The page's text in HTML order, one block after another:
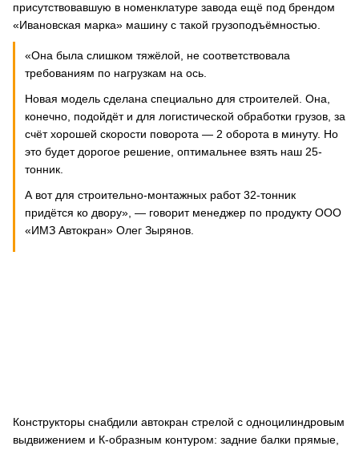
присутствовавшую в номенклатуре завода ещё под брендом
«Ивановская марка» машину с такой грузоподъёмностью.
«Она была слишком тяжёлой, не соответствовала
требованиям по нагрузкам на ось.
Новая модель сделана специально для строителей. Она,
конечно, подойдёт и для логистической обработки грузов, за
счёт хорошей скорости поворота — 2 оборота в минуту. Но
это будет дорогое решение, оптимальнее взять наш 25-
тонник.
А вот для строительно-монтажных работ 32-тонник
придётся ко двору», — говорит менеджер по продукту ООО
«ИМЗ Автокран» Олег Зырянов.
Конструкторы снабдили автокран стрелой с одноцилиндровым
выдвижением и К-образным контуром: задние балки прямые,